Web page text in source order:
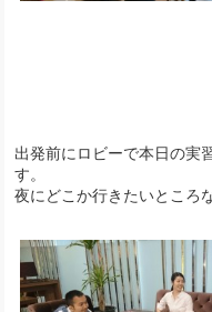
出発前にロビーで本日の実
す。
夜にどこか行きたいところ